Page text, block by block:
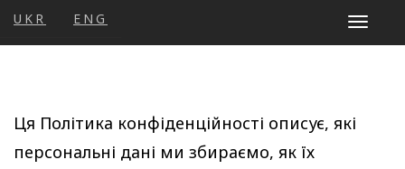
UKR ENG
Toggle
Ця Політика конфіденційності описує, які
персональні дані ми збираємо, як їх